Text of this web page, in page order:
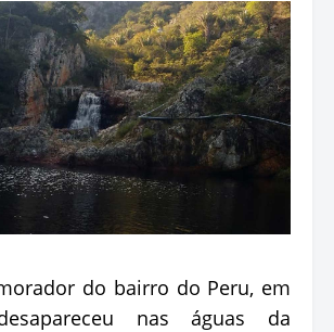
do bairro do Peru, em
nas águas da